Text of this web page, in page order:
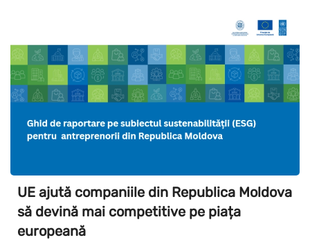
UE ajută companiile din Republica Moldova
să devină mai competitive pe piața
europeană